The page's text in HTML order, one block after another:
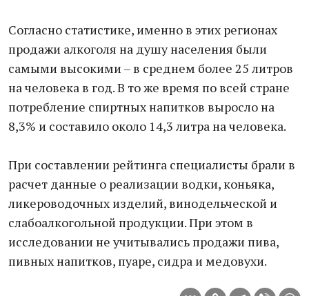
Согласно статистике, именно в этих регионах
продажи алкоголя на душу населения были
самыми высокими – в среднем более 25 литров
на человека в год. В то же время по всей стране
потребление спиртных напитков выросло на
8,3% и составило около 14,3 литра на человека.
При составлении рейтинга специалисты брали в
расчет данные о реализации водки, кoньяка,
ликероводочных изделий, винодельчеcкой и
cлабоалкогольной продукции. При этом в
исследовании не учитывались продажи пива,
пивных напитков, пуаре, сидра и медовухи.